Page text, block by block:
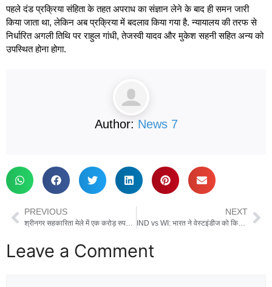
पहले दंड प्रक्रिया संहिता के तहत अपराध का संज्ञान लेने के बाद ही समन जारी
किया जाता था, लेकिन अब प्रक्रिया में बदलाव किया गया है. न्यायालय की तरफ से
निर्धारित अगली तिथि पर राहुल गांधी, तेजस्वी यादव और मुकेश सहनी सहित अन्य को
उपस्थित होना होगा.
Author: News 7
PREVIOUS
श्रीनगर सहकारिता मेले में एक करोड़ रुपए का हुआ व्यापार, सीएम धामी ने स्वयं सहायता समूह को बांटे चेक
NEXT
IND vs WI: भारत ने वेस्टइंडीज को किया क्लीन स्वीप, दूसरे टेस्ट में 7 विकेट से दी मात
Leave a Comment